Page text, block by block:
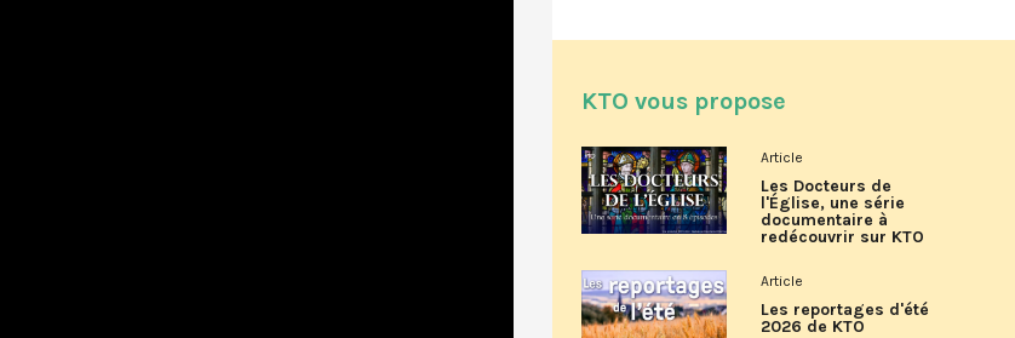
KTO vous propose
Article
Les Docteurs de
l'Église, une série
documentaire à
redécouvrir sur KTO
Article
Les reportages d'été
2026 de KTO